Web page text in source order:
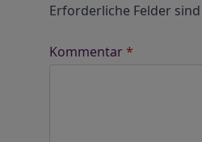
Erforderliche Felder
Kommentar*